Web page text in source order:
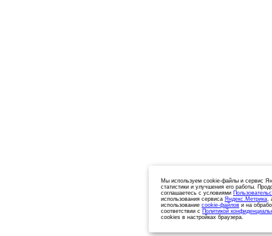
Мы используем cookie-файлы и сервис
статистики и улучшения его работы.
соглашаетесь с условиями
использования сервиса Яндекс.Метрика,
использование cookie-файлов и на
соответствии с Политикой
cookies в настройках браузера.